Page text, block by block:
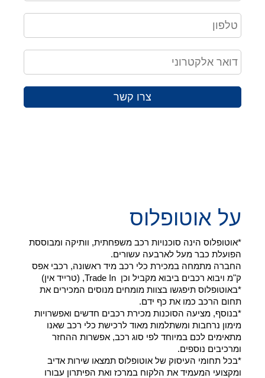
צרו קשר
על אוטופלוס
*אוטופלוס הינה סוכנויות רכב משפחתית, וותיקה ומבוססת
הפועלת כבר מעל לארבעה עשורים.
החברה מתמחה במכירת כלי רכב מיד ראשונה, רכבי אפס
ק"מ ויבוא רכבים ביבוא מקביל וכן Trade In, (טרייד אין)
*באוטופלוס תיפגשו בצוות מומחים מנוסים המכירים את
תחום הרכב כמו את כף ידם.
*בנוסף, מציעה הסוכנות מכירת רכבים חדשים ואפשרויות
מימון נרחבות ומשתלמות מאוד לרכישת כלי רכב שאנו
מתאימים לכם במיוחד לפי סוג רכב, אפשרות ההחזר
ומרכיבים נוספים.
*בכל תחומי העיסוק של אוטופלוס תמצאו שירות אדיב
ומקצועי המעמיד את הלקוח במרכז ואת הפיתרון עבורו